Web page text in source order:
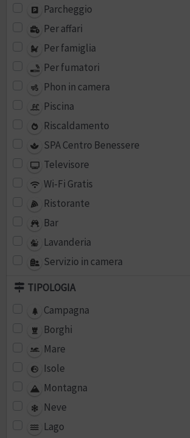
Parcheggio
Per affari
Per famiglia
Per fumatori
Phon in camera
Piscina
Riscaldamento
SPA Centro Benessere
Televisore
Wi-Fi Gratis
Ristorante
Bar
Lavanderia
Servizio in camera
TIPOLOGIA
Campagna
Borghi
Mare
Isole
Montagna
Neve
Lago